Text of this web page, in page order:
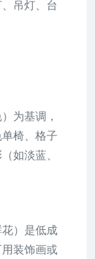
吊灯、台
为基调，
椅、格子
如淡蓝、
）是低成
装饰画或